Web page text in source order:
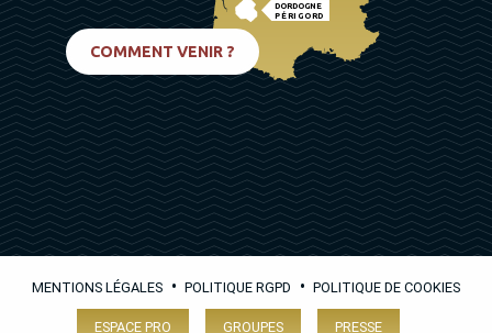
DORDOGNE
PÉRIGORD
COMMENT VENIR ?
MENTIONS LÉGALES • POLITIQUE RGPD • POLITIQUE DE COOKIES
ESPACE PRO GROUPES PRESSE